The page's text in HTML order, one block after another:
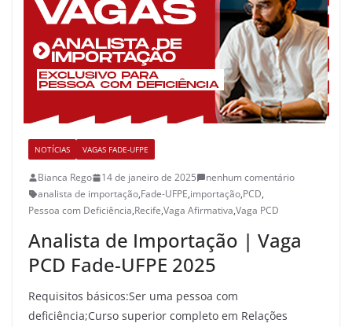
NOTÍCIAS VAGAS FADE-UFPE
Bianca Rego 14 de janeiro de 2025
nenhum comentário
analista de importação,Fade-UFPE,importação,PCD,
Pessoa com Deficiência,Recife,Vaga Afirmativa,Vaga PCD
Analista de Importação | Vaga
PCD Fade-UFPE 2025
Requisitos básicos:Ser uma pessoa com
deficiência;Curso superior completo em Relações